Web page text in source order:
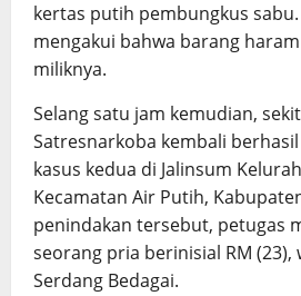
kertas putih pembungkus
mengakui bahwa barang
miliknya.
Selang satu jam kemudian,
Satresnarkoba kembali
kasus kedua di Jalinsum
Kecamatan Air Putih,
penindakan tersebut, petugas
seorang pria berinisial RM (23),
Serdang Bedagai.